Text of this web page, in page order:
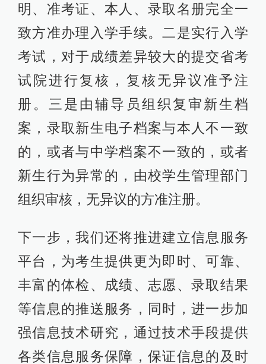
明、准考证、本人、录取名册完全一
致方准办理入学手续。二是实行入学
考试，对于成绩差异较大的提交省考
试院进行复核，复核无异议准予注
册。三是由辅导员组织复审新生档
案，录取新生电子档案与本人不一致
的，或者与中学档案不一致的，或者
新生行为异常的，由校学生管理部门
组织审核，无异议的方准注册。
下一步，我们还将推进建立信息服务
平台，为考生提供更为即时、可靠、
丰富的体检、成绩、志愿、录取结果
等信息的推送服务，同时，进一步加
强信息技术研究，通过技术手段提供
各类信息服务保障，保证信息的及时